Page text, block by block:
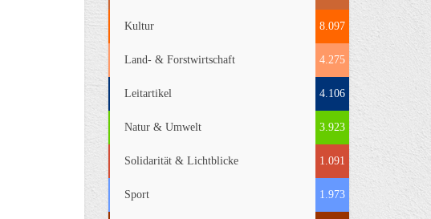
Kultur 8.097
Land- & Forstwirtschaft 4.275
Leitartikel 4.106
Natur & Umwelt 3.923
Solidarität & Lichtblicke 1.091
Sport 1.973